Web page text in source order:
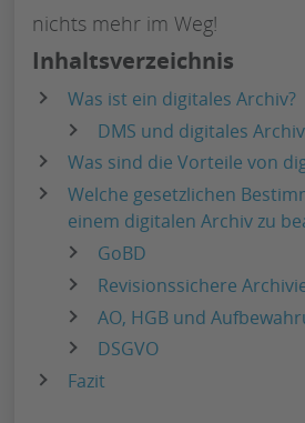
nichts mehr im Weg!
Inhaltsverzeichnis
Was ist ein digitales Archiv?
DMS und digitales Archiv
Was sind die Vorteile von
Welche gesetzlichen
einem digitalen Archiv zu
GoBD
Revisionssichere
AO, HGB und
DSGVO
Fazit